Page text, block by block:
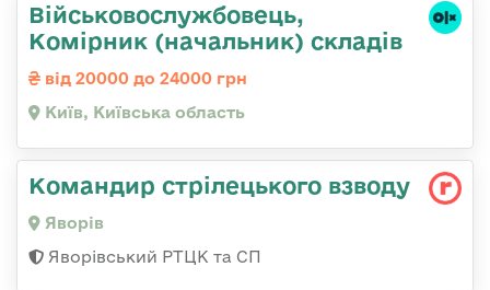
Військовослужбовець,
Комірник (начальник) складів
від 20000 до 24000 грн
Київ, Київська область
Командир стрілецького взводу
Яворів
Яворівський РТЦК та СП